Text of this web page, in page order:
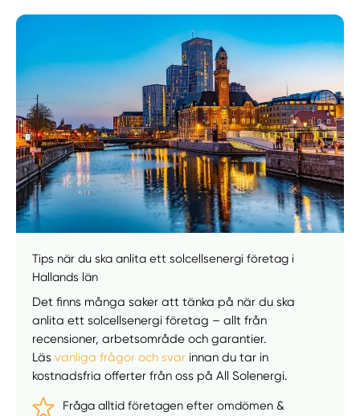
Få hjälp
Välj tillvägagångssätt
Tips när du ska anlita ett solcellsenergi företag i
Hallands län
Det finns många saker att tänka på när du ska
anlita ett solcellsenergi företag – allt från
recensioner, arbetsområde och garantier.
Läsvanliga frågor och svar innan du tar in
kostnadsfria offerter från oss på All Solenergi.
Fråga alltid företagen efter omdömen &